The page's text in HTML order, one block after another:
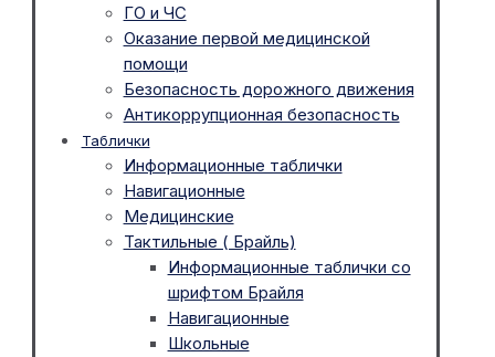
ГО и ЧС
Оказание первой медицинской
помощи
Безопасность дорожного движения
Антикоррупционная безопасность
Таблички
Информационные таблички
Навигационные
Медицинские
Тактильные ( Брайль)
Информационные таблички со
шрифтом Брайля
Навигационные
Школьные